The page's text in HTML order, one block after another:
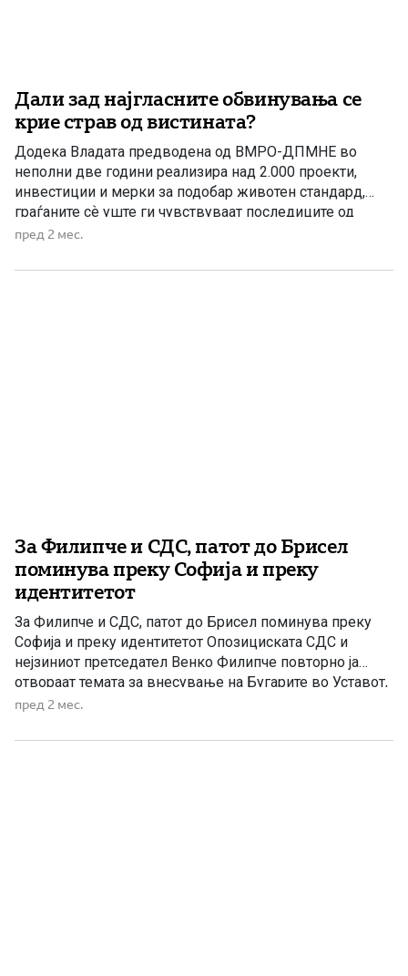
Дали зад најгласните обвинувања се
крие страв од вистината?
Додека Владата предводена од ВМРО-ДПМНЕ во
неполни две години реализира над 2.000 проекти,
инвестиции и мерки за подобар животен стандард,
граѓаните сѐ уште ги чувствуваат последиците од
седумгодишното владеење на СДС и ДУИ – период
скандали, афери, сомнителни тендери, злоупотреби и
пред 2 мес.
За Филипче и СДС, патот до Брисел
поминува преку Софија и преку
идентитетот
За Филипче и СДС, патот до Брисел поминува преку
Софија и преку идентитетот Опозициската СДС и
нејзиниот претседател Венко Филипче повторно ја
отвораат темата за внесување на Бугарите во Уставот,
продолжувајќи ја политиката која, според нивните
отстапки претставени како европски напредок. Не е
пред 2 мес.